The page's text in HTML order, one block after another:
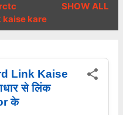
kaise kare
SHOW ALL
Link Kaise
से लिंक
के